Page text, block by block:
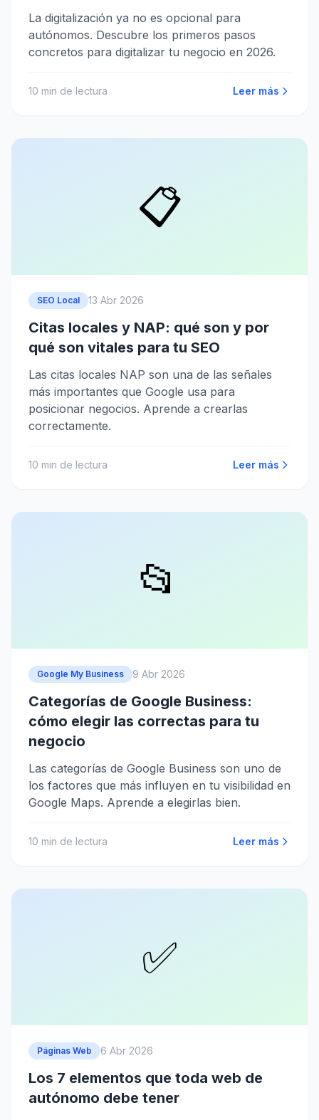
La digitalización ya no es opcional para
autónomos. Descubre los primeros pasos
concretos para digitalizar tu negocio en 2026.
10 min de lectura Leer más
📋
SEO Local 13 Abr 2026
Citas locales y NAP: qué son y por
qué son vitales para tu SEO
Las citas locales NAP son una de las señales
más importantes que Google usa para
posicionar negocios. Aprende a crearlas
correctamente.
10 min de lectura Leer más
📂
Google My Business 9 Abr 2026
Categorías de Google Business:
cómo elegir las correctas para tu
negocio
Las categorías de Google Business son uno de
los factores que más influyen en tu visibilidad en
Google Maps. Aprende a elegirlas bien.
10 min de lectura Leer más
✅
Páginas Web 6 Abr 2026
Los 7 elementos que toda web de
autónomo debe tener